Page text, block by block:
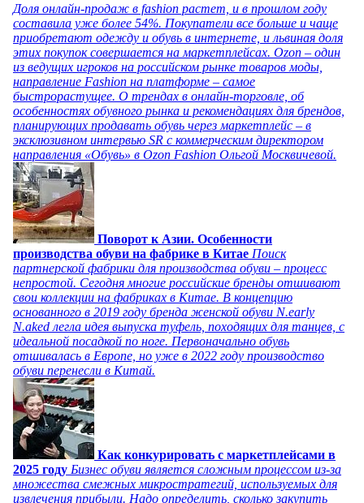
Доля онлайн-продаж в fashion растет, и в прошлом году
составила уже более 54%. Покупатели все больше и чаще
приобретают одежду и обувь в интернете, и львиная доля
этих покупок совершается на маркетплейсах. Ozon – один
из ведущих игроков на российском рынке товаров моды,
направление Fashion на платформе – самое
быстрорастущее. О трендах в онлайн-торговле, об
особенностях обувного рынка и рекомендациях для брендов,
планирующих продавать обувь через маркетплейс – в
эксклюзивном интервью SR с коммерческим директором
направления «Обувь» в Ozon Fashion Ольгой Москвичевой.
Поворот к Азии. Особенности
производства обуви на фабрике в Китае Поиск
партнерской фабрики для производства обуви – процесс
непростой. Сегодня многие российские бренды отшивают
свои коллекции на фабриках в Китае. В концепцию
основанного в 2019 году бренда женской обуви N.early
N.aked легла идея выпуска туфель, походящих для танцев, с
идеальной посадкой по ноге. Первоначально обувь
отшивалась в Европе, но уже в 2022 году производство
обуви перенесли в Китай.
Как конкурировать с маркетплейсами в
2025 году Бизнес обуви является сложным процессом из-за
множества смежных микростратегий, используемых для
извлечения прибыли. Надо определить, сколько закупить